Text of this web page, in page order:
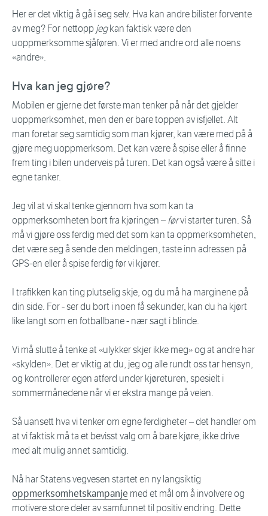
Her er det viktig å gå i seg selv. Hva kan andre bilister forvente
av meg? For nettopp jegkan faktisk være den
uoppmerksomme sjåføren. Vi er med andre ord alle noens
«andre».
Hva kan jeg gjøre?
Mobilen er gjerne det første man tenker på når det gjelder
uoppmerksomhet, men den er bare toppen av isfjellet. Alt
man foretar seg samtidig som man kjører, kan være med på å
gjøre meg uoppmerksom. Det kan være å spise eller å finne
frem ting i bilen underveis på turen. Det kan også være å sitte i
egne tanker.
Jeg vil at vi skal tenke gjennom hva som kan ta
oppmerksomheten bort fra kjøringen – førvi starter turen. Så
må vi gjøre oss ferdig med det som kan ta oppmerksomheten,
det være seg å sende den meldingen, taste inn adressen på
GPS-en eller å spise ferdig før vi kjører.
I trafikken kan ting plutselig skje, og du må ha marginene på
din side. For - ser du bort i noen få sekunder, kan du ha kjørt
like langt som en fotballbane - nær sagt i blinde.
Vi må slutte å tenke at «ulykker skjer ikke meg» og at andre har
«skylden». Det er viktig at du, jeg og alle rundt oss tar hensyn,
og kontrollerer egen atferd under kjøreturen, spesielt i
sommermånedene når vi er ekstra mange på veien.
Så uansett hva vi tenker om egne ferdigheter – det handler om
at vi faktisk må ta et bevisst valg om å bare kjøre, ikke drive
med alt mulig annet samtidig.
Nå har Statens vegvesen startet en ny langsiktig
oppmerksomhetskampanje med et mål om å involvere og
motivere store deler av samfunnet til positiv endring. Dette